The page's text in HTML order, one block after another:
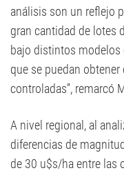
análisis son un reflejo
gran cantidad de lotes
bajo distintos modelos
que se puedan
controladas”, remarcó
A nivel regional, al
diferencias de
de 30 u$s/ha entre las